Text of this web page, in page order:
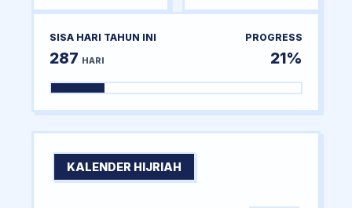
SISA HARI TAHUN INI
287 HARI
PROGRESS
21%
KALENDER HIJRIAH